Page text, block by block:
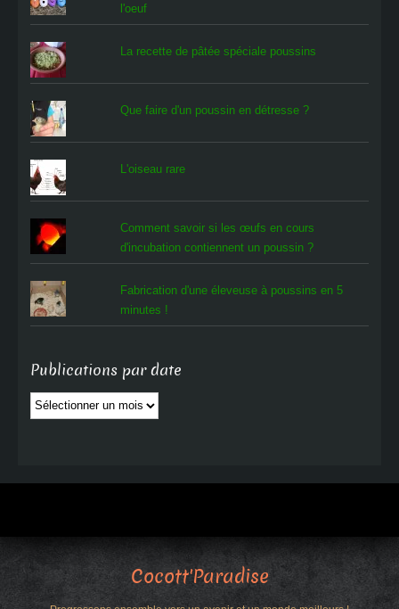
l'oeuf
La recette de pâtée spéciale poussins
Que faire d'un poussin en détresse ?
L'oiseau rare
Comment savoir si les œufs en cours
d'incubation contiennent un poussin ?
Fabrication d'une éleveuse à poussins en 5
minutes !
Publications par date
Publications
par
Cocott'Paradise